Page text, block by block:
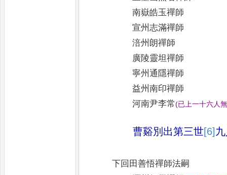
南嶽皓玉禪師
宣州志滿禪師
涪州朗禪師
廣陵靈坦禪師
寧州通隱禪師
益州南印禪師
河南尹李常(已上一十六人
曹谿別出第三世[6]
下回田善悟禪師法嗣